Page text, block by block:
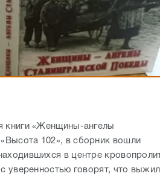
книги «Женщины-ангелы
102», в сборник вошли
в центре
уверенностью говорят, что